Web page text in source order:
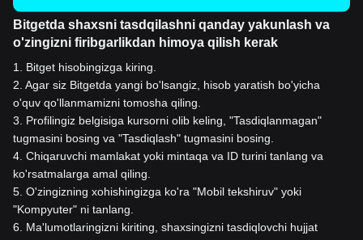
Bitgetda shaxsni tasdqilashni qanday yakunlash va
o'zingizni firibgarlikdan himoya qilish kerak
1
Bitget hisobingizga kiring.
2 Agar siz Bitgetda yangi bo'lsangiz, hisob yaratish bo'yicha
o'quv qo'llanmamizni tomosha qiling.
3
Profilingiz belgisiga kursorni olib keling, "Tasdiqlanmagan"
tugmasini bosing va "Tasdiqlash" tugmasini bosing.
4 Chiqaruvchi mamlakat yoki mintaqa va ID turini tanlang va
ko'rsatmalarga amal qiling.
5 O'zingizning xohishingizga ko'ra "Mobil tekshiruv" yoki
"Kompyuter" ni tanlang.
6
Ma'lumotlaringizni kiriting, shaxsingizni tasdiqlovchi hujjat